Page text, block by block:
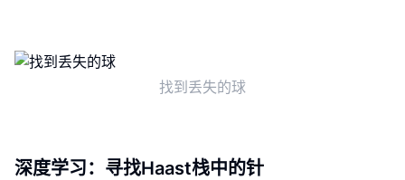
找到丢失的球
深度学习：寻找Haast栈中的针